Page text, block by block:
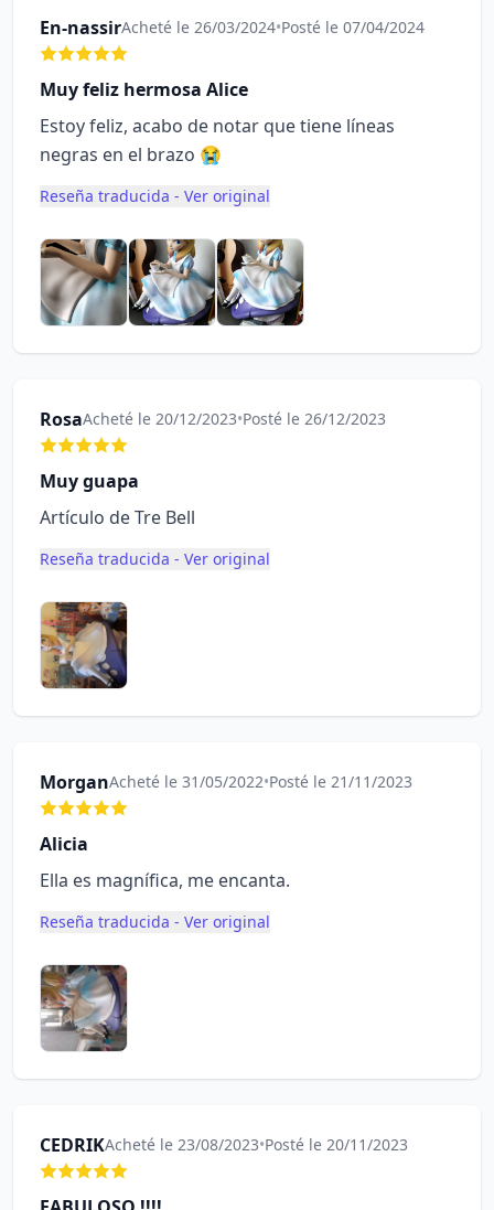
En-nassirAcheté le 26/03/2024•Posté le 07/04/2024
Muy feliz hermosa Alice
Estoy feliz, acabo de notar que tiene líneas
negras en el brazo 😭
Reseña traducida - Ver original
RosaAcheté le 20/12/2023•Posté le 26/12/2023
Muy guapa
Artículo de Tre Bell
Reseña traducida - Ver original
MorganAcheté le 31/05/2022•Posté le 21/11/2023
Alicia
Ella es magnífica, me encanta.
Reseña traducida - Ver original
CEDRIKAcheté le 23/08/2023•Posté le 20/11/2023